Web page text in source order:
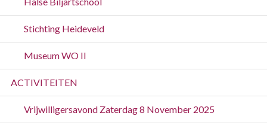
Stichting Heideveld
Museum WO II
ACTIVITEITEN
Vrijwilligersavond Zaterdag 8 November 2025